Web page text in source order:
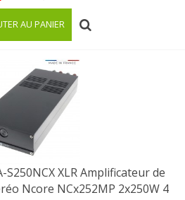
AU PANIER
S250NCX XLR Amplificateur de
Ncore NCx252MP 2x250W 4